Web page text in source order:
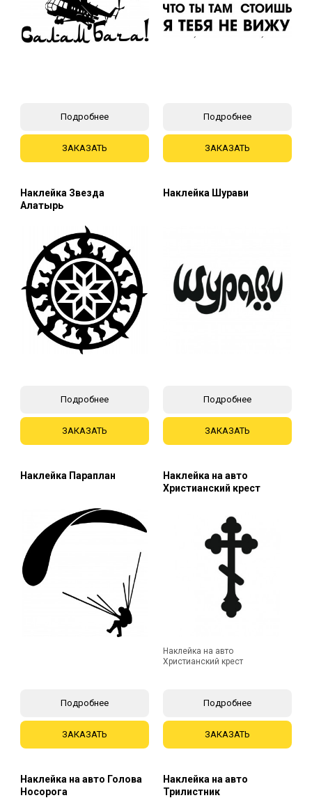
Подробнее
ЗАКАЗАТЬ
Подробнее
ЗАКАЗАТЬ
Наклейка Звезда
Алатырь
Подробнее
ЗАКАЗАТЬ
Наклейка Шурави
Подробнее
ЗАКАЗАТЬ
Наклейка Параплан
Подробнее
ЗАКАЗАТЬ
Наклейка на авто
Христианский крест
Наклейка на авто
Христианский крест
Подробнее
ЗАКАЗАТЬ
Наклейка на авто Голова
Носорога
Наклейка на авто
Трилистник